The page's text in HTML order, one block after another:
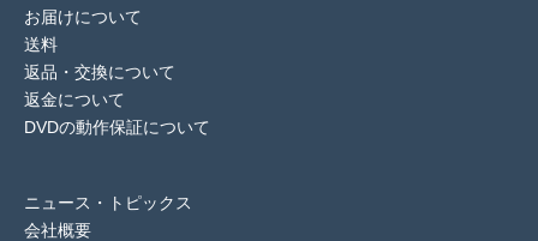
お届けについて
送料
返品・交換について
返金について
DVDの動作保証について
ニュース・トピックス
会社概要